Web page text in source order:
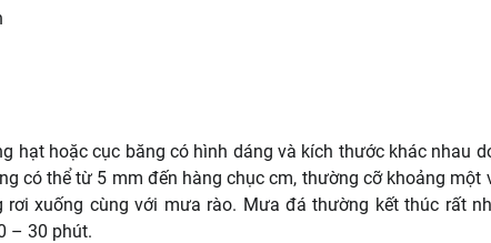
hạt hoặc cục băng có hình dáng và kích thước khác nhau
có thể từ 5 mm đến hàng chục cm, thường cỡ khoảng một
xuống cùng với mưa rào. Mưa đá thường kết thúc rất
– 30 phút.